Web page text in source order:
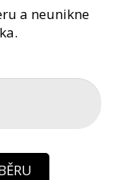
a neunikne